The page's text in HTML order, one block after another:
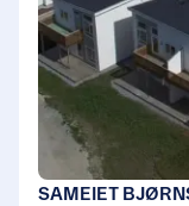
SAMEIET